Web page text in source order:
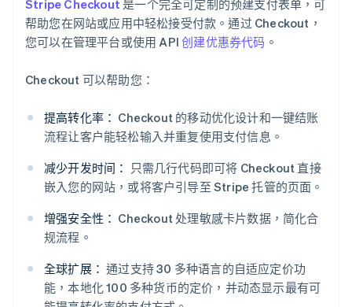
Stripe Checkout 是一个完全可定制的预建支付表单，可
帮助您在网站或应用中轻松接受付款。通过 Checkout，
您可以在管理平台或使用 API创建优惠券代码 。
Checkout 可以帮助您：
提高转化率： Checkout 的移动优化设计和一键结账
流程让客户能轻松输入并重复使用支付信息。
减少开发时间： 只需几行代码即可将 Checkout 直接
嵌入您的网站，或将客户引导至 Stripe 托管的页面。
增强安全性： Checkout 处理敏感卡片数据，简化合
规流程。
全球扩展： 通过支持 30 多种语言的自适应定价功
能，本地化 100 多种货币的定价，并动态显示最有可
阿联酋
English